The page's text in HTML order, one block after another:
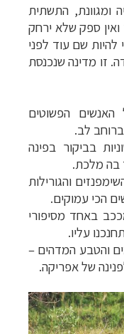
ומגוונת, התשתית
ספק שלא ירחק
להיות שם עוד לפני
זו מדינה שנכנסת
האנשים הפשוטים
לב.
בביקור בפינה
בה מלכת.
והגורילות
הכי עמוקים.
באחד מסיפורי
עליו.
והטבע המדהים –
של אפריקה.